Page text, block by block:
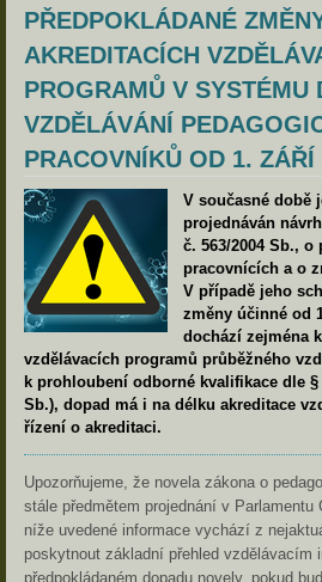
PŘEDPOKLÁDANÉ
AKREDITACÍCH
PROGRAMŮ V SYSTÉMU
VZDĚLÁVÁNÍ
PRACOVNÍKŮ OD 1. ZÁŘÍ
V současné době
projednáván
č. 563/2004 Sb., o
pracovnících a o
V případě jeho
změny účinné od
dochází zejména
vzdělávacích programů průběžného
k prohloubení odborné kvalifikace dle §
Sb.), dopad má i na délku akreditace
řízení o akreditaci.
Upozorňujeme, že novela zákona o
stále předmětem projednání v Parlamentu
níže uvedené informace vychází z
poskytnout základní přehled vzdělávacím
předpokládaném dopadu novely, pokud